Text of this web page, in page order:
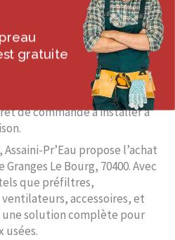
et mono-cuve pour le
automatique,
pas d’entretien
station Vodalys est sans
la cuve, ce qui la rend
de commande à installer à
Pr’Eau propose l’achat
Le Bourg, 70400. Avec
que préfiltres,
accessoires, et
une solution complète pour
usées.
gratuite